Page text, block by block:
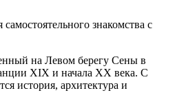
знакомства с
на Левом берегу Сены в
XIX и начала XX века. С
история, архитектура и